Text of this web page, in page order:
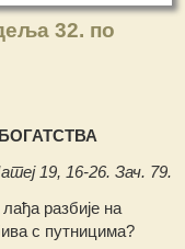
32. по
19, 16-26. Зач. 79.
разбије на
с путницима?